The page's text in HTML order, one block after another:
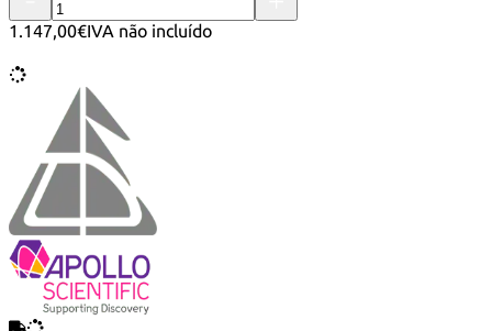
1.147,00€IVA não incluído